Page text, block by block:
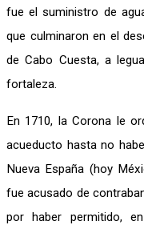
fue el suministro de
que culminaron en el
de Cabo Cuesta, a
fortaleza.
En 1710, la Corona le
acueducto hasta no
Nueva España (hoy
fue acusado de
por haber permitido,